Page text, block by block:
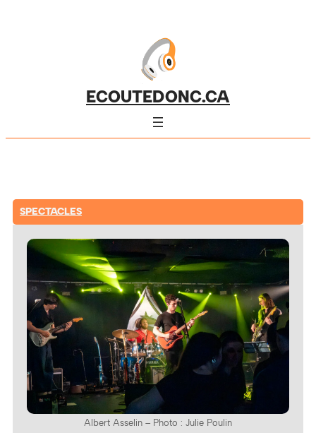
ECOUTEDONC.CA
SPECTACLES
Albert Asselin – Photo : Julie Poulin